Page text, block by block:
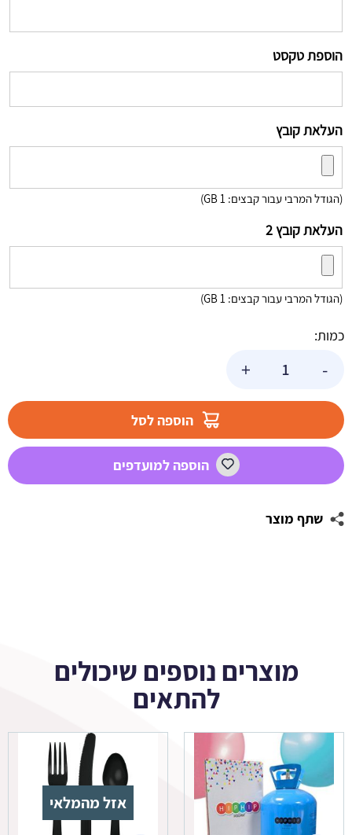
הוספת טקסט
העלאת קובץ
(הגודל המרבי עבור קבצים: 1 GB)
העלאת קובץ 2
(הגודל המרבי עבור קבצים: 1 GB)
כמות:
-
בעיצוב
טוק
TOK
+
הוספה לסל
הוספה למועדפים
שתף מוצר
מוצרים נוספים שיכולים
להתאים
אזל מהמלאי